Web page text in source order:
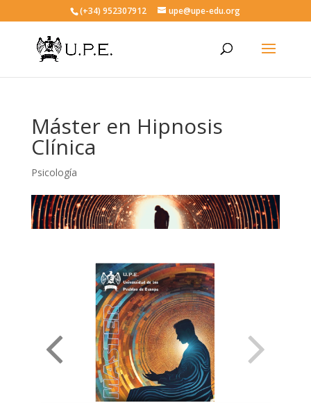
(+34) 952307912 upe@upe-edu.org
Máster en Hipnosis
Clínica
Psicología